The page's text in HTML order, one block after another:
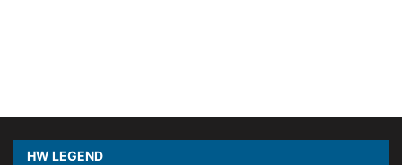
HW LEGEND